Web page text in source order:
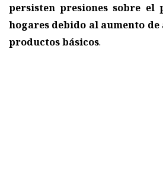
persisten presiones sobre el
hogares debido al aumento
productos básicos.